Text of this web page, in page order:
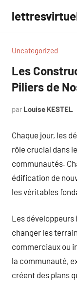
contenu
Uncategorized
Les
Piliers de
par Louise KESTEL
Chaque jour, les
rôle crucial dans
communautés.
édification de
les véritables
Les développeurs
changer les
commerciaux ou
la communauté,
créent des plans